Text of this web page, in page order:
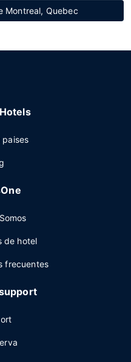
Montreal, Quebec
paises
de hotel
frecuentes